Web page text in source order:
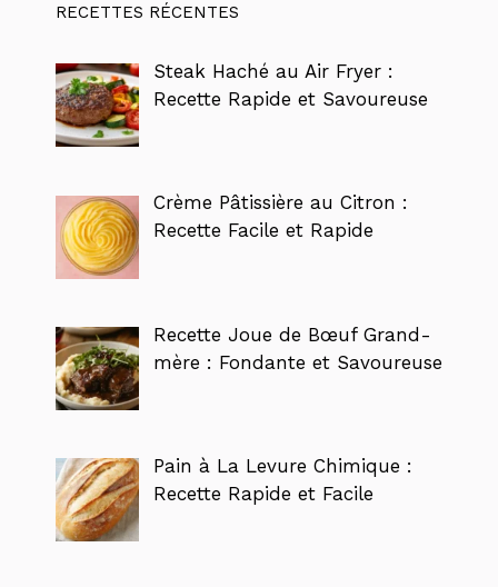
RECETTES RÉCENTES
Steak Haché au Air Fryer :
Recette Rapide et Savoureuse
Crème Pâtissière au Citron :
Recette Facile et Rapide
Recette Joue de Bœuf Grand-
mère : Fondante et Savoureuse
Pain à La Levure Chimique :
Recette Rapide et Facile